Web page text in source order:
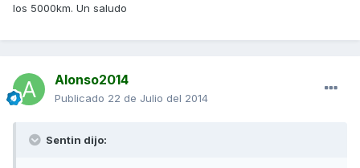
los 5000km. Un saludo
Alonso2014
Publicado 22 de Julio del 2014
Sentin dijo: